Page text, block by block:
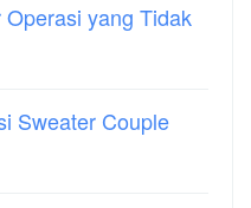
yang Tidak
Sweater Couple